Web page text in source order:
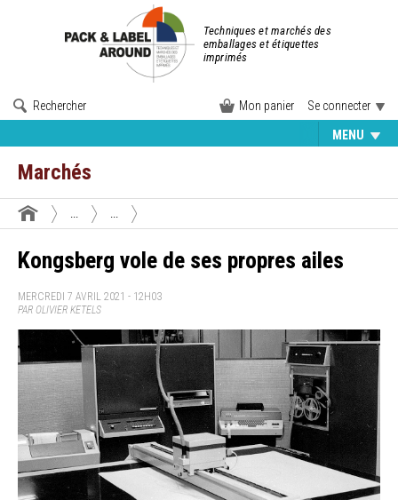
Techniques et marchés des
emballages et étiquettes
imprimés
Rechercher Mon panier Se connecter
MENU
Marchés
Kongsberg vole de ses propres ailes
MERCREDI 7 AVRIL 2021 - 12H03
PAR OLIVIER KETELS